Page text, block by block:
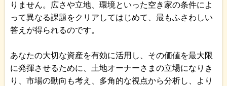
りません。広さや立地、環境といった空き家の条件によ
って異なる課題をクリアしてはじめて、最もふさわしい
答えが得られるのです。
あなたの大切な資産を有効に活用し、その価値を最大限
に発揮させるために、土地オーナーさまの立場になりき
り、市場の動向も考え、多角的な視点から分析し、より